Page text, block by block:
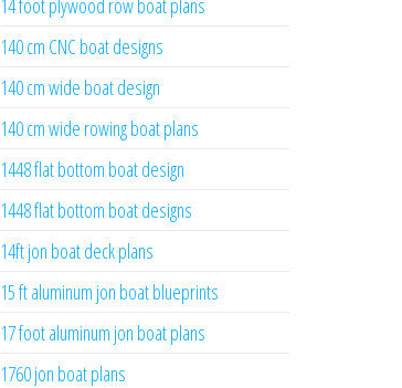
14 foot plywood row boat plans
140 cm CNC boat designs
140 cm wide boat design
140 cm wide rowing boat plans
1448 flat bottom boat design
1448 flat bottom boat designs
14ft jon boat deck plans
15 ft aluminum jon boat blueprints
17 foot aluminum jon boat plans
1760 jon boat plans